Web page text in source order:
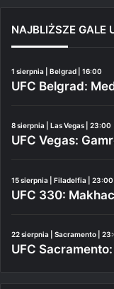
NAJBLIŻSZE GALE
1 sierpnia | Belgrad | 16:00
UFC Belgrad:
8 sierpnia | Las Vegas | 23:00
UFC Vegas:
15 sierpnia | Filadelfia | 23:00
UFC 330:
22 sierpnia | Sacramento |
UFC